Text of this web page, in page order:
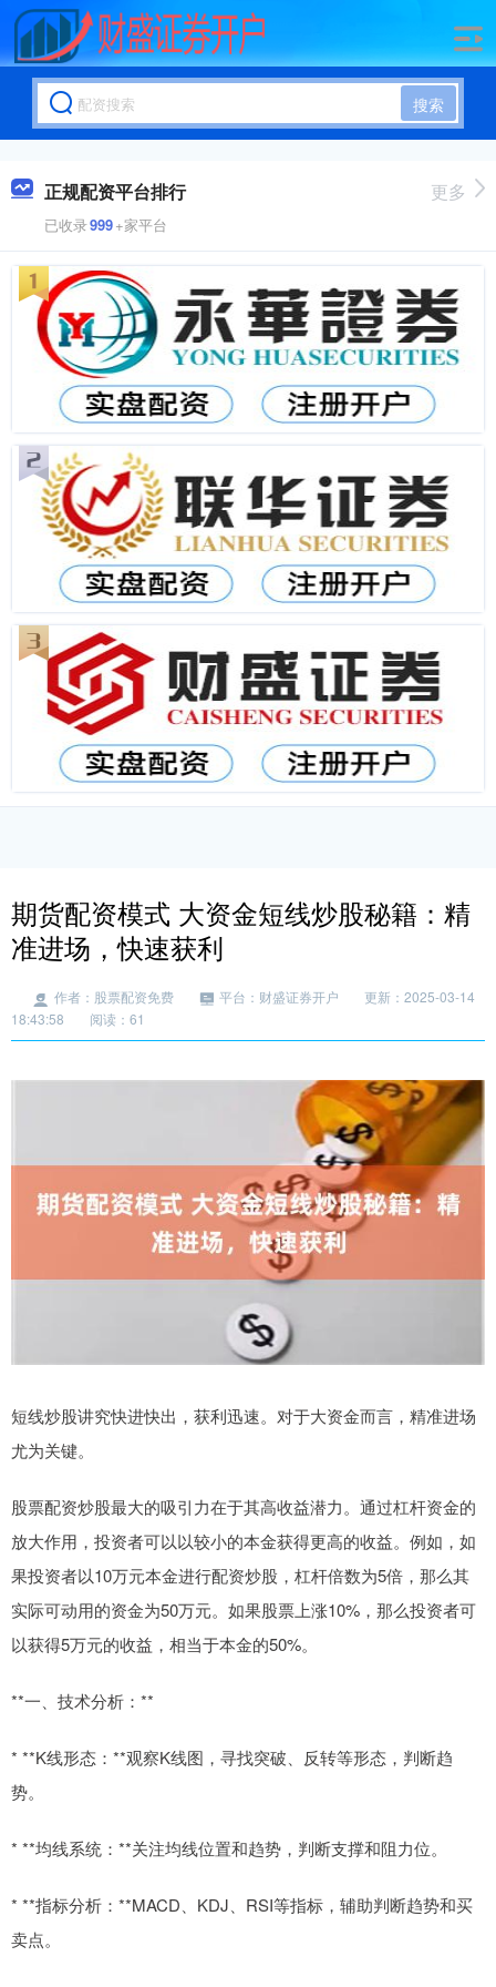
搜索
正规配资平台排行
已收录999+家平台
更多
期货配资模式 大资金短线炒股秘籍：精
准进场，快速获利
作者：股票配资免费 平台：财盛证券开户
更新：2025-03-14
18:43:58
阅读：61
短线炒股讲究快进快出，获利迅速。对于大资金而言，精准进场
尤为关键。
股票配资炒股最大的吸引力在于其高收益潜力。通过杠杆资金的
放大作用，投资者可以以较小的本金获得更高的收益。例如，如
果投资者以10万元本金进行配资炒股，杠杆倍数为5倍，那么其
实际可动用的资金为50万元。如果股票上涨10%，那么投资者可
以获得5万元的收益，相当于本金的50%。
**一、技术分析：**
* **K线形态：**观察K线图，寻找突破、反转等形态，判断趋
势。
* **均线系统：**关注均线位置和趋势，判断支撑和阻力位。
* **指标分析：**MACD、KDJ、RSI等指标，辅助判断趋势和买
卖点。